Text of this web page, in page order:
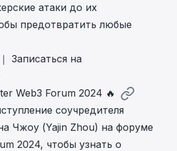
атаки до их
предотвратить любые
｜ Записаться на
Web3 Forum 2024 🔥
соучредителя
Чжоу (Yajin Zhou) на форуме
2024, чтобы узнать о